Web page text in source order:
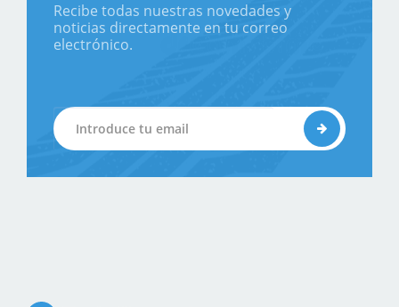
Recibe todas nuestras novedades y
noticias directamente en tu correo
electrónico.